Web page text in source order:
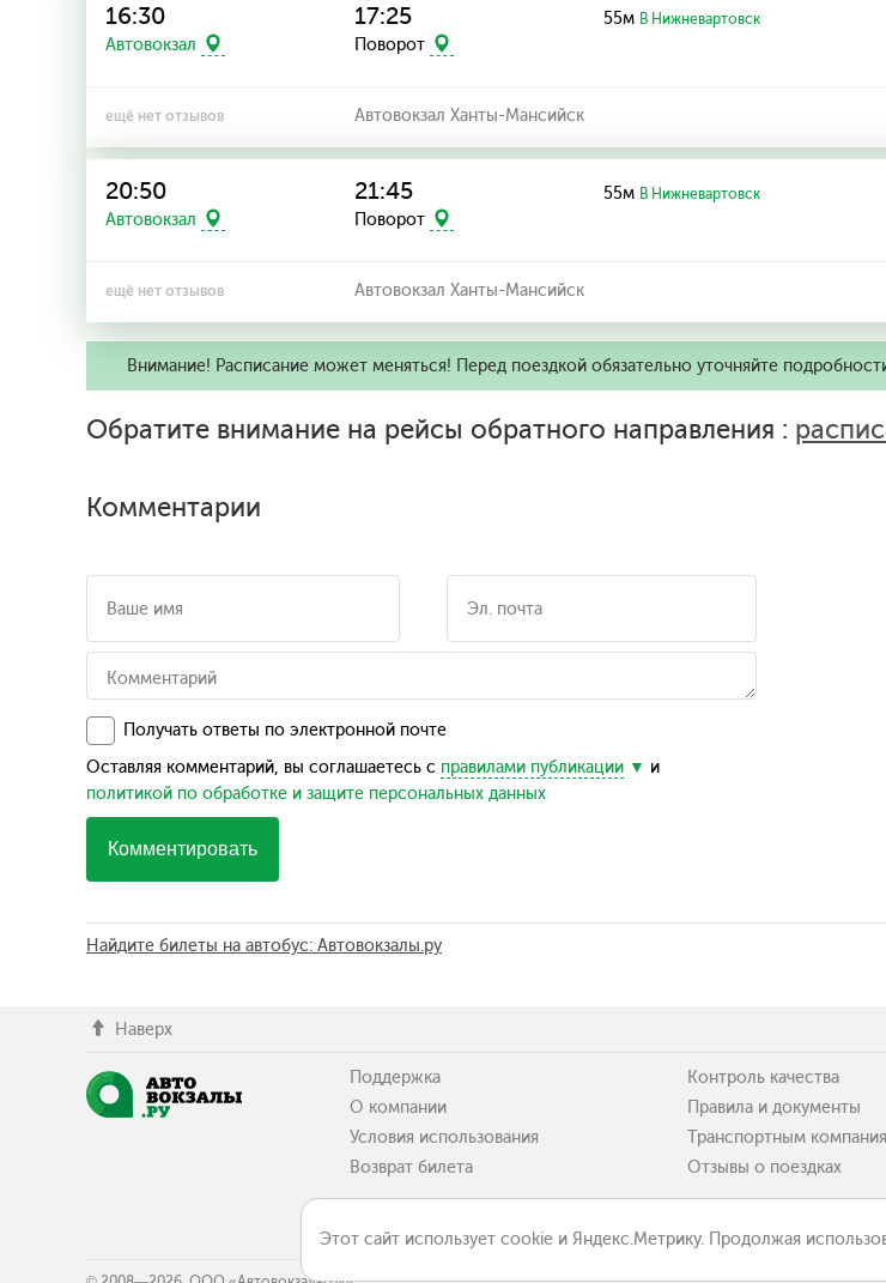
Этот сайт использует cookie и Яндекс.Метрику. Продолжая
16:30
Автовокзал
17:25
Поворот
55м В Нижневартовск
ещё нет отзывов Автовокзал Ханты-Мансийск
20:50
Автовокзал
21:45
Поворот
55м В Нижневартовск
ещё нет отзывов Автовокзал Ханты-Мансийск
Внимание! Расписание может меняться! Перед поездкой обязательно уточняйте
Обратите внимание на рейсы обратного направления :
Комментарии
Получать ответы по электронной почте
Оставляя комментарий, вы соглашаетесь с правилами публикации
и
политикой по обработке и защите персональных данных
Комментировать
Найдите билеты на автобус: Автовокзалы.ру
Наверх
Поддержка
О компании
Условия использования
Возврат билета
Контроль качества
Правила и документы
Транспортным
Отзывы о поездках